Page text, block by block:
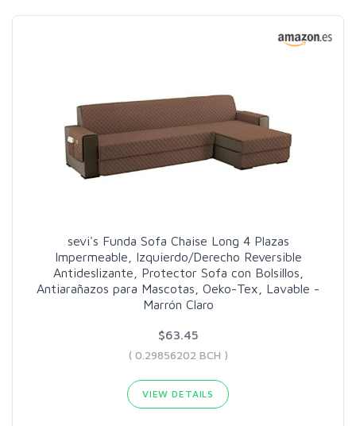
sevi's Funda Sofa Chaise Long 4 Plazas
Impermeable, Izquierdo/Derecho Reversible
Antideslizante, Protector Sofa con Bolsillos,
Antiarañazos para Mascotas, Oeko-Tex, Lavable -
Marrón Claro
$63.45
( 0.29856202 BCH )
VIEW DETAILS